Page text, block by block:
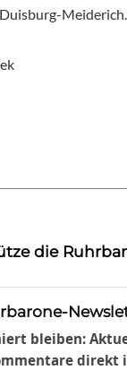
Meiderich.
die
bleiben:
direkt